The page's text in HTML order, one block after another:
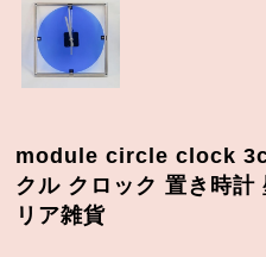
module circle clock
クル クロック 置き時計
リア雑貨